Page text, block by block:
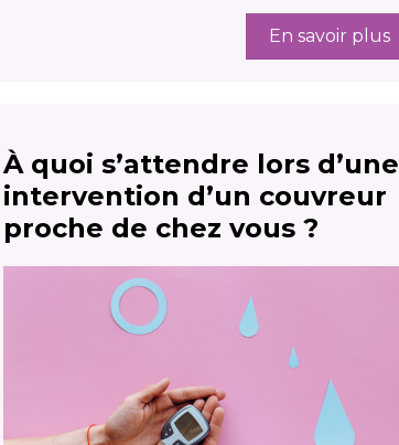
En savoir plus
À quoi s’attendre lors d’une
intervention d’un couvreur
proche de chez vous ?